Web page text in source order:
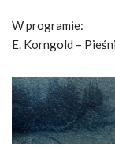
W programie:
E. Korngold – Pieśni